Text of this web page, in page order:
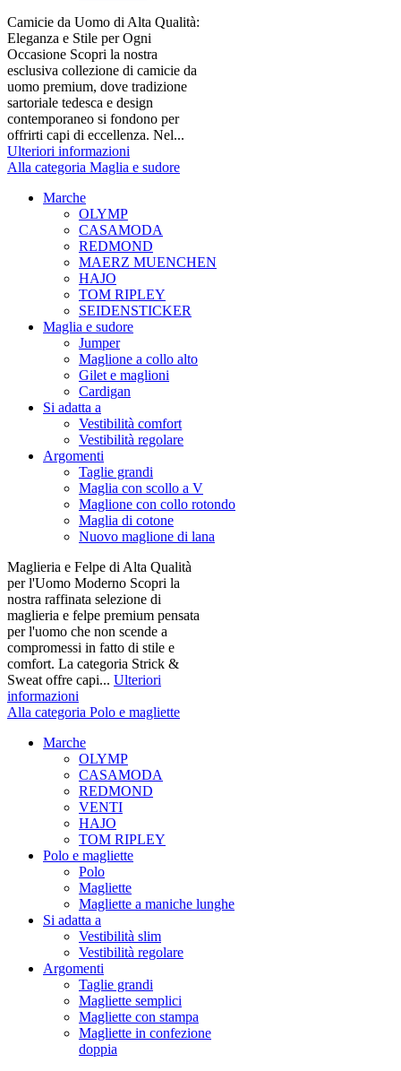
Camicie da Uomo di Alta Qualità:
Eleganza e Stile per Ogni
Occasione Scopri la nostra
esclusiva collezione di camicie da
uomo premium, dove tradizione
sartoriale tedesca e design
contemporaneo si fondono per
offrirti capi di eccellenza. Nel...
Ulteriori informazioni
Alla categoria Maglia e sudore
Marche
OLYMP
CASAMODA
REDMOND
MAERZ MUENCHEN
HAJO
TOM RIPLEY
SEIDENSTICKER
Maglia e sudore
Jumper
Maglione a collo alto
Gilet e maglioni
Cardigan
Si adatta a
Vestibilità comfort
Vestibilità regolare
Argomenti
Taglie grandi
Maglia con scollo a V
Maglione con collo rotondo
Maglia di cotone
Nuovo maglione di lana
Maglieria e Felpe di Alta Qualità
per l'Uomo Moderno Scopri la
nostra raffinata selezione di
maglieria e felpe premium pensata
per l'uomo che non scende a
compromessi in fatto di stile e
comfort. La categoria Strick &
Sweat offre capi... Ulteriori
informazioni
Alla categoria Polo e magliette
Marche
OLYMP
CASAMODA
REDMOND
VENTI
HAJO
TOM RIPLEY
Polo e magliette
Polo
Magliette
Magliette a maniche lunghe
Si adatta a
Vestibilità slim
Vestibilità regolare
Argomenti
Taglie grandi
Magliette semplici
Magliette con stampa
Magliette in confezione
doppia